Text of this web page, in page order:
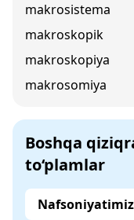
makrosistema
makroskopik
makroskopiya
makrosomiya
Boshqa
to‘plamlar